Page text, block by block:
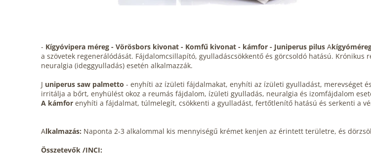
- Kígyóvipera méreg - Vörösbors kivonat - Komfű kivonat - kámfor - Juniperus pilus A
a szövetek regenerálódását. Fájdalomcsillapító, gyulladáscsökkentő és görcsoldó hatású.
neuralgia (ideggyulladás) esetén alkalmazzák.
J uniperus saw palmetto - enyhíti az ízületi fájdalmakat, enyhíti az ízületi gyulladást, merevséget
irritálja a bőrt, enyhülést okoz a reumás fájdalom, ízületi gyulladás, neuralgia és izomfájdalom
A kámfor enyhíti a fájdalmat, túlmelegít, csökkenti a gyulladást, fertőtlenítő hatású és serkenti a
Alkalmazás: Naponta 2-3 alkalommal kis mennyiségű krémet kenjen az érintett területre, és
Összetevők /INCI: